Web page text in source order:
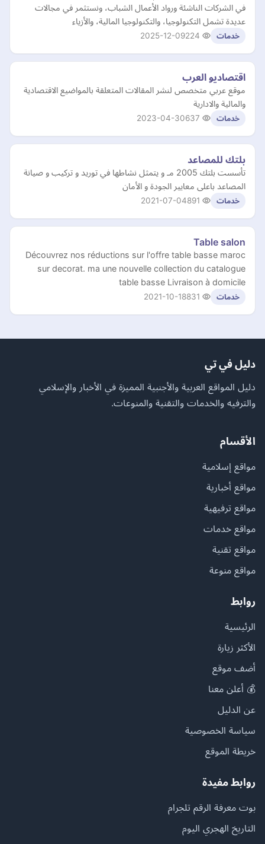
في الشركات الناشئة ورواد الأعمال الشباب، ونستثمر في مجالات
عديدة تشمل التكنولوجيا، والتكنولوجيا المالية، والأزياء
خدمات 2025-12-09
اقتصاديو العرب
موقع عربي متخصص لنشر المقالات المتعلقة بالمواضيع الاقتصادية
والمالية والادارية
خدمات 2023-04-30
بلتك للمصاعد
تأسست بلتك 2005 مـ و يتمثل نشاطها في توريد و تركيب و صيانة
المصاعد باعلى معايير الجودة و الأمان
خدمات 2021-07-04
Table salon
Découvrez nos réductions sur l'offre table basse maroc
sur decorat. ma une nouvelle collection du catalogue
table basse Livraison à domicile
خدمات 2021-10-18
دليل في تي
دليل المواقع العربية والأجنبية المميزة في الأخبار والإسلامي
والترفيه والخدمات والتقنية والمنوعات.
الأقسام
مواقع إسلامية
مواقع أخبارية
مواقع ترفيهية
مواقع خدمات
مواقع تقنية
مواقع منوعة
روابط
الرئيسية
الأكثر زيارة
أضف موقع
💰 أعلن معنا
عن الدليل
سياسة الخصوصية
خريطة الموقع
روابط مفيدة
بوت معرفة الرقم تلجرام
التاريخ الهجري اليوم